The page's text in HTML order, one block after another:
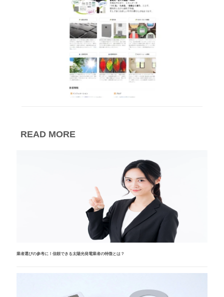
READ MORE
業者選びの参考に！信頼できる太陽光発電業者の特徴とは？